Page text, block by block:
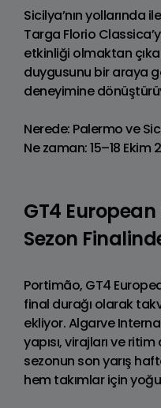
Sicilya’nın yollarında
Targa Florio
etkinliği olmaktan
duygusunu bir araya
deneyimine
Nerede: Palermo ve
Ne zaman: 15–18 Ekim
GT4
Sezon
Portimão, GT4
final durağı olarak
ekliyor. Algarve
yapısı, virajları ve
sezonun son yarış
hem takımlar için